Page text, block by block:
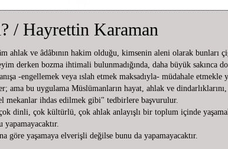
/ Hayrettin Karaman
ve âdâbının hakim olduğu, kimsenin aleni olarak bunları
derken bozma ihtimali bulunmadığında, daha büyük sakınca
-engellemek veya ıslah etmek maksadıyla- müdahale etmekle
ama bu uygulama Müslümanların hayat, ahlak ve
mekanlar ihdas edilmek gibi" tedbirlere başvurulur.
dinli, çok kültürlü, çok ahlak anlayışlı bir toplum içinde
göre yaşamaya elverişli değilse bunu da yapamayacaktır.